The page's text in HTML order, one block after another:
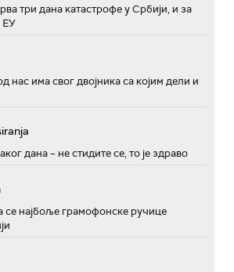
три дана катастрофе у Србији, и за
ЕУ
нас има свог двојника са којим дели и
дана – не стидите се, то је здраво
се најбоље грамофонске ручице